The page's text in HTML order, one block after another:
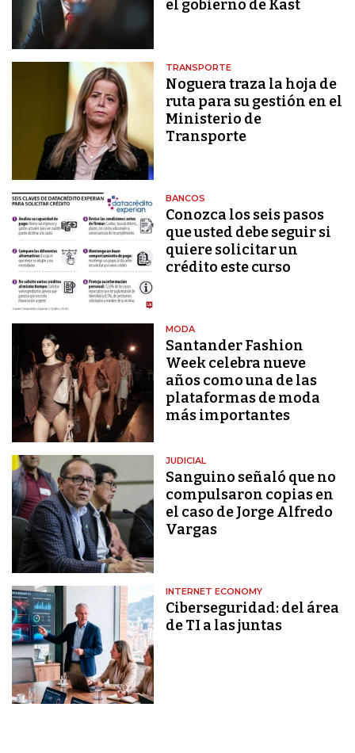
el gobierno de Kast
TRANSPORTE
Noguera traza la hoja de
ruta para su gestión en el
Ministerio de
Transporte
BANCOS
Conozca los seis pasos
que usted debe seguir si
quiere solicitar un
crédito este curso
MODA
Santander Fashion
Week celebra nueve
años como una de las
plataformas de moda
más importantes
JUDICIAL
Sanguino señaló que no
compulsaron copias en
el caso de Jorge Alfredo
Vargas
INTERNET ECONOMY
Ciberseguridad: del área
de TI a las juntas